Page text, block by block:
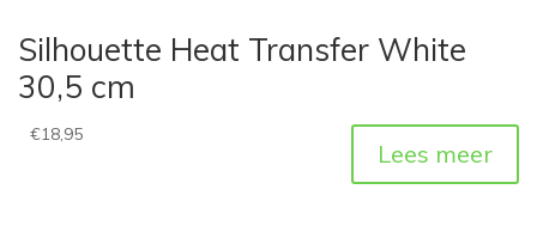
Silhouette Heat Transfer White
30,5 cm
€18,95
Lees meer